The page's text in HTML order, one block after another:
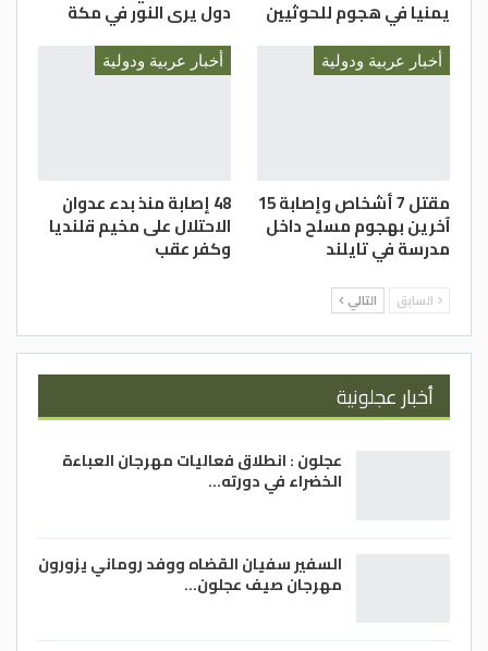
يمنيا في هجوم للحوثيين دول يرى النور في مكة
أخبار عربية ودولية
مقتل 7 أشخاص وإصابة 15
آخرين بهجوم مسلح داخل
مدرسة في تايلند
أخبار عربية ودولية
48 إصابة منذ بدء عدوان
الاحتلال على مخيم قلنديا
وكفر عقب
السابق التالي
أخبار عجلونية
عجلون : انطلاق فعاليات مهرجان العباءة
الخضراء في دورته…
السفير سفيان القضاه ووفد روماني يزورون
مهرجان صيف عجلون…